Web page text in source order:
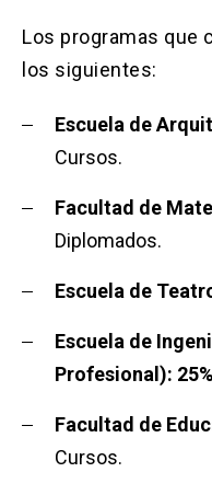
Los programas que
los siguientes:
Escuela de
Cursos.
Facultad de
Diplomados.
Escuela de
Escuela de
Profesional): 25%
Facultad de
Cursos.